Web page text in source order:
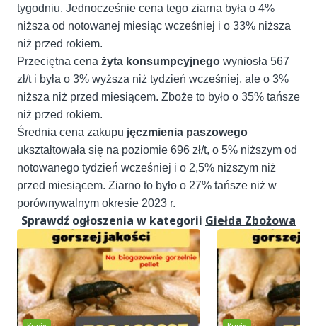
tygodniu. Jednocześnie cena tego ziarna była o 4%
niższa od notowanej miesiąc wcześniej i o 33% niższa
niż przed rokiem.
Przeciętna cena żyta konsumpcyjnego wyniosła 567
zł/t i była o 3% wyższa niż tydzień wcześniej, ale o 3%
niższa niż przed miesiącem. Zboże to było o 35% tańsze
niż przed rokiem.
Średnia cena zakupu jęczmienia paszowego
ukształtowała się na poziomie 696 zł/t, o 5% niższym od
notowanego tydzień wcześniej i o 2,5% niższym niż
przed miesiącem. Ziarno to było o 27% tańsze niż w
porównywalnym okresie 2023 r.
Sprawdź ogłoszenia w kategorii Giełda Zbożowa